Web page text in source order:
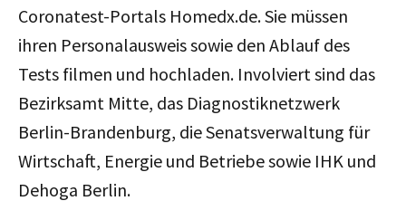
Coronatest-Portals Homedx.de. Sie müssen
ihren Personalausweis sowie den Ablauf des
Tests filmen und hochladen. Involviert sind das
Bezirksamt Mitte, das Diagnostiknetzwerk
Berlin-Brandenburg, die Senatsverwaltung für
Wirtschaft, Energie und Betriebe sowie IHK und
Dehoga Berlin.